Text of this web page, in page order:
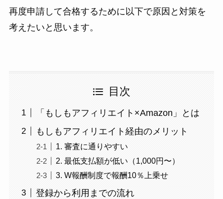
再度申請して合格するために以下で原因と対策を
考えたいと思います。
目次
「もしもアフィリエイト×Amazon」とは
もしもアフィリエイト経由のメリット
1. 審査に通りやすい
2. 最低支払額が低い（1,000円〜）
3. W報酬制度で報酬10％上乗せ
登録から利用までの流れ